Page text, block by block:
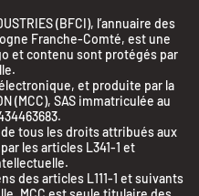
(BFCI), l’annuaire des
Franche-Comté, est une
et contenu sont protégés par
et produite par la
(MCC), SAS immatriculée au
tous les droits attribués aux
les articles L341-1 et
des articles L111-1 et suivants